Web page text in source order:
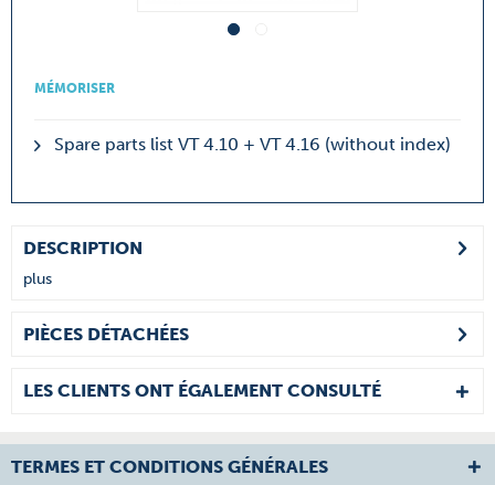
MÉMORISER
Spare parts list VT 4.10 + VT 4.16 (without index)
DESCRIPTION
plus
PIÈCES DÉTACHÉES
LES CLIENTS ONT ÉGALEMENT CONSULTÉ
TERMES ET CONDITIONS GÉNÉRALES